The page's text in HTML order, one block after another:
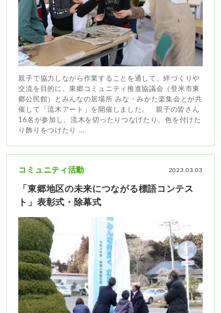
親子で協力しながら作業することを通して、絆づくりや
交流を目的に、東郷コミュニティ推進協議会（登米市東
郷公民館）とみんなの居場所 みな・みかた楽集会とが共
催して「流木アート」を開催しました。 ​ ​ ​親子の皆さん
16名が参加し、流木を切ったりつなげたり、色を付けた
り飾りをつけたり …
2023.03.03
コミュニティ活動
「東郷地区の未来につながる標語コンテス
ト」表彰式・除幕式